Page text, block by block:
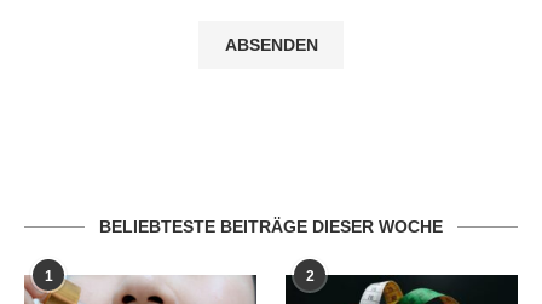
BELIEBTESTE BEITRÄGE DIESER WOCHE
1 2